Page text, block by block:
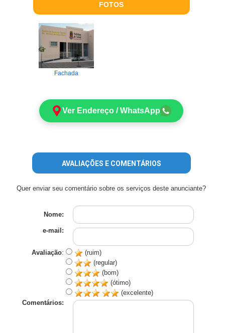
FOTOS
Fachada
Ver Endereço / WhatsApp
AVALIAÇÕES E COMENTÁRIOS
Quer enviar seu comentário sobre os serviços deste anunciante?
Nome:
e-mail:
Avaliação:
(ruim)
(regular)
(bom)
(ótimo)
(excelente)
Comentários: